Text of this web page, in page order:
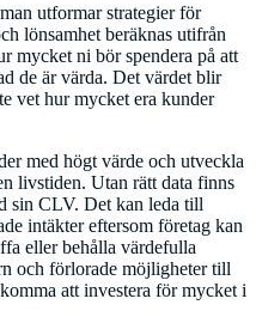
utformar strategier för
lönsamhet beräknas utifrån
mycket ni bör spendera på att
de är värda. Det värdet blir
vet hur mycket era kunder
med högt värde och utveckla
livstiden. Utan rätt data finns
sin CLV. Det kan leda till
intäkter eftersom företag kan
eller behålla värdefulla
och förlorade möjligheter till
att investera för mycket i